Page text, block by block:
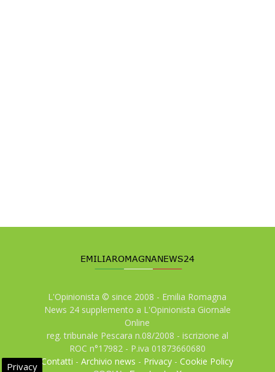
L'Opinionista © since 2008 - Emilia Romagna
News 24 supplemento a L'Opinionista Giornale
Online
reg. tribunale Pescara n.08/2008 - iscrizione al
ROC n°17982 - P.iva 01873660680
Contatti -Archivio news - Privacy -Cookie Policy
Privacy